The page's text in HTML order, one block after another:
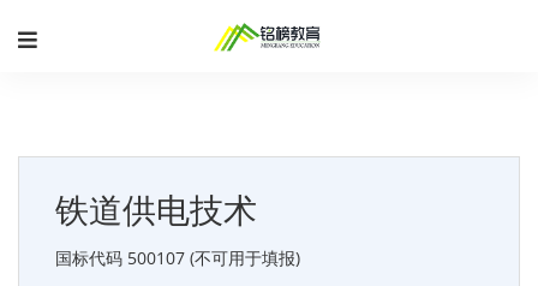
铁道供电技术
国标代码 500107 (不可用于填报)